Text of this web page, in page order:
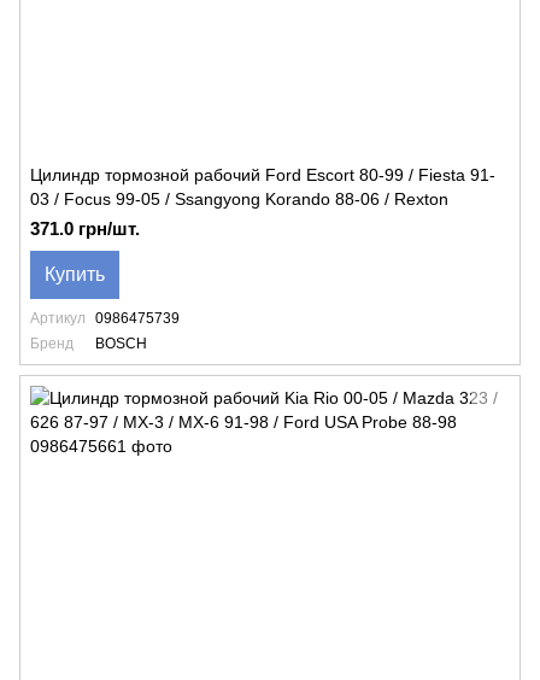
Цилиндр тормозной рабочий Ford Escort 80-99 / Fiesta 91-
03 / Focus 99-05 / Ssangyong Korando 88-06 / Rexton
371.0 грн/шт.
Купить
Артикул
0986475739
Бренд
BOSCH